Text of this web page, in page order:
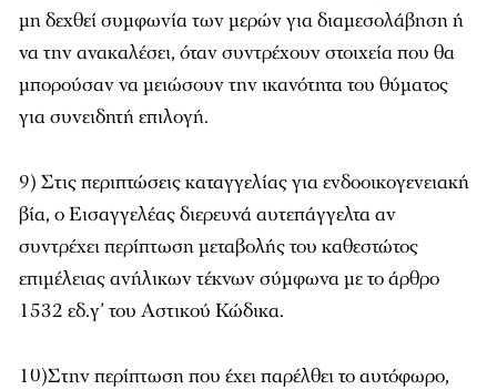
μη δεχθεί συμφωνία των μερών για διαμεσολάβηση ή
να την ανακαλέσει, όταν συντρέχουν στοιχεία που θα
μπορούσαν να μειώσουν την ικανότητα του θύματος
για συνειδητή επιλογή.
9) Στις περιπτώσεις καταγγελίας για ενδοοικογενειακή
βία, ο Εισαγγελέας διερευνά αυτεπάγγελτα αν
συντρέχει περίπτωση μεταβολής του καθεστώτος
επιμέλειας ανήλικων τέκνων σύμφωνα με το άρθρο
1532 εδ.γ’ του Αστικού Κώδικα.
10)Στην περίπτωση που έχει παρέλθει το αυτόφωρο,